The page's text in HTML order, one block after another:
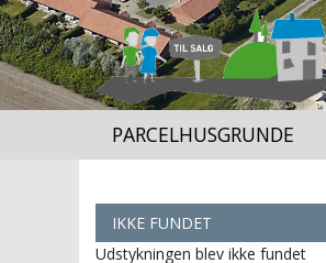
PARCELHUSGRUNDE
IKKE FUNDET
Udstykningen blev ikke fundet